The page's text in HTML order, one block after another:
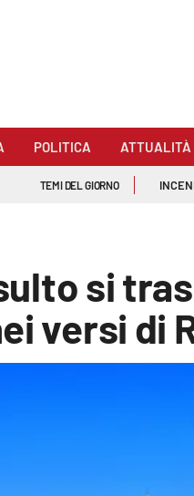
POLITICA ATTUALITÀ
TEMI DEL GIORNO
si
versi di